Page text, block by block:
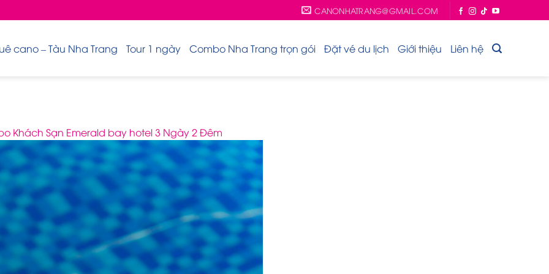
CANONHATRANG@GMAIL.COM
cano – Tàu Nha Trang Tour 1 ngày Combo Nha Trang trọn gói Đặt vé du lịch Giới thiệu Liên hệ
Khách Sạn Emerald bay hotel 3 Ngày 2 Đêm